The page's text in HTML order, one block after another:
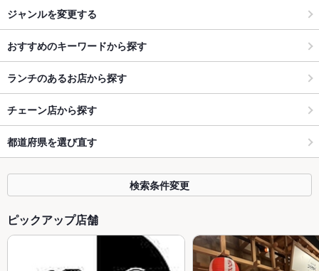
ジャンルを変更する
おすすめのキーワードから探す
ランチのあるお店から探す
チェーン店から探す
都道府県を選び直す
検索条件変更
ピックアップ店舗